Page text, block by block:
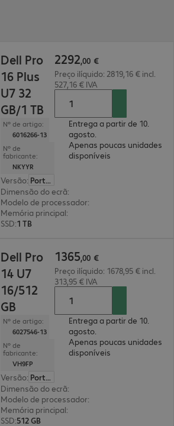
Dell Pro
16 Plus
U7 32
GB/1 TB
Nº de artigo:
6016266-13
Nº de
fabricante:
NKYYR
Versão:
Português
Dimensão do ecrã:
Modelo de processador:
Memória principal:
SSD:1 TB
2292,00 €
Preço ilíquido: 2819,16 € incl.
527,16 € IVA
Entrega a partir de 10.
agosto.
Apenas poucas unidades
disponíveis
Dell Pro
14 U7
16/512
GB
Nº de artigo:
6027546-13
Nº de
fabricante:
VH9FP
Versão:
Português
Dimensão do ecrã:
Modelo de processador:
Memória principal:
SSD:512 GB
1365,00 €
Preço ilíquido: 1678,95 € incl.
313,95 € IVA
Entrega a partir de 10.
agosto.
Apenas poucas unidades
disponíveis